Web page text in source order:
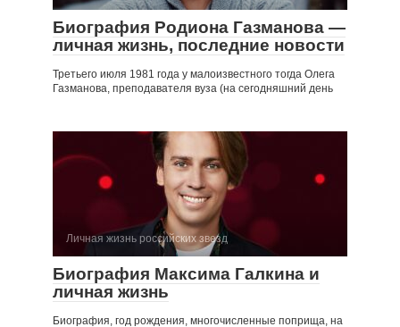
Биография Родиона Газманова —
личная жизнь, последние новости
Третьего июля 1981 года у малоизвестного тогда Олега
Газманова, преподавателя вуза (на сегодняшний день
Личная жизнь российских звезд
Биография Максима Галкина и
личная жизнь
Биография, год рождения, многочисленные поприща, на